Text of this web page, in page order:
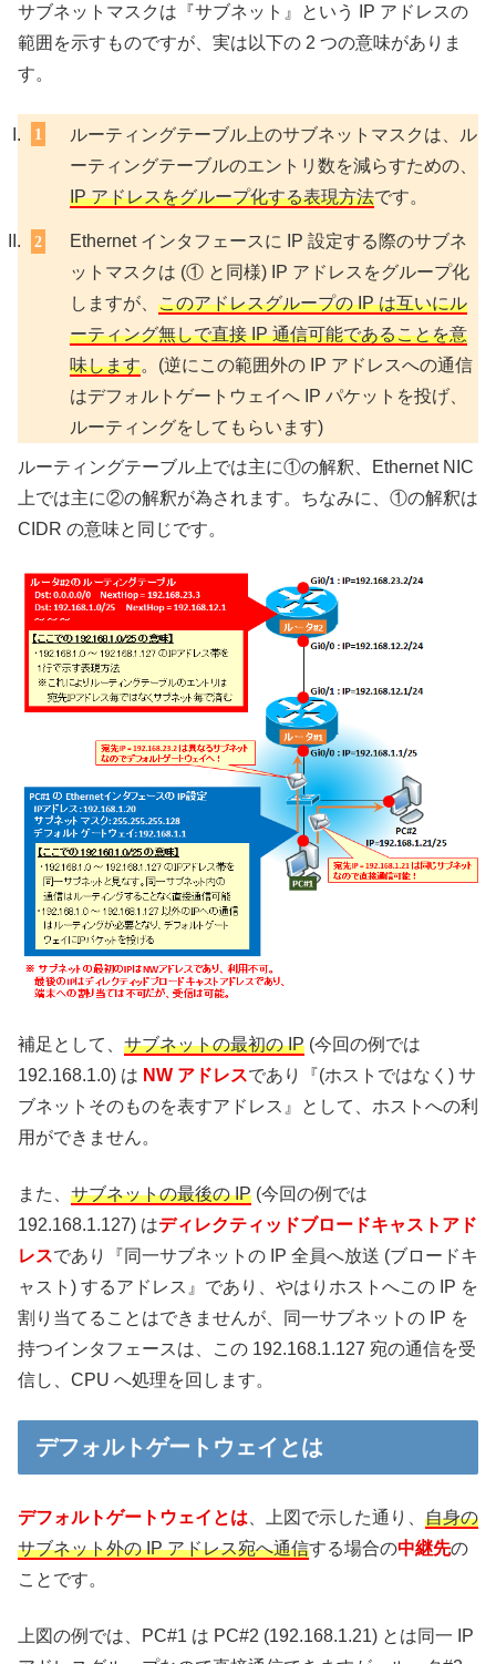
サブネットマスクは『サブネット』という IP アドレスの
範囲を示すものですが、実は以下の 2 つの意味がありま
す。
ルーティングテーブル上のサブネットマスクは、ル
ーティングテーブルのエントリ数を減らすための、
IP アドレスをグループ化する表現方法です。
Ethernet インタフェースに IP 設定する際のサブネ
ットマスクは (① と同様) IP アドレスをグループ化
しますが、 このアドレスグループの IP は互いにル
ーティング無しで直接 IP 通信可能であることを意
味します。(逆にこの範囲外の IP アドレスへの通信
はデフォルトゲートウェイへ IP パケットを投げ、
ルーティングをしてもらいます)
ルーティングテーブル上では主に①の解釈、Ethernet NIC
上では主に②の解釈が為されます。ちなみに、①の解釈は
CIDR の意味と同じです。
補足として、 サブネットの最初の IP (今回の例では
192.168.1.0) は NW アドレスであり『(ホストではなく) サ
ブネットそのものを表すアドレス』として、ホストへの利
用ができません。
また、 サブネットの最後の IP (今回の例では
192.168.1.127) はディレクティッドブロードキャストアド
レスであり『同一サブネットの IP 全員へ放送 (ブロードキ
ャスト) するアドレス』であり、やはりホストへこの IP を
割り当てることはできませんが、同一サブネットの IP を
持つインタフェースは、この 192.168.1.127 宛の通信を受
信し、CPU へ処理を回します。
デフォルトゲートウェイとは
デフォルトゲートウェイとは 、上図で示した通り、 自身の
サブネット外の IP アドレス宛へ通信する場合の中継先の
ことです。
上図の例では、PC#1 は PC#2 (192.168.1.21) とは同一 IP